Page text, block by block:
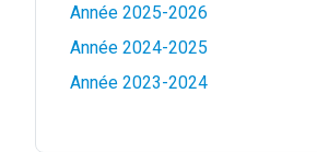
Année 2025-2026
Année 2024-2025
Année 2023-2024